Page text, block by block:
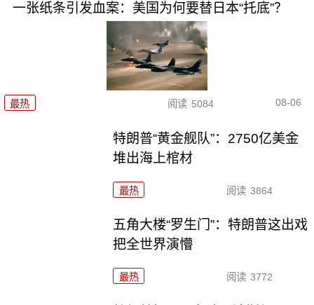
一张纸条引发血案：美国为何要替日本“托底”？
最热 阅读 5084 08-06
特朗普“黄金舰队”：2750亿美金
堆出海上棺材
最热 阅读 3864
五角大楼“罗生门”：特朗普这出戏
把全世界演懵
最热 阅读 3772